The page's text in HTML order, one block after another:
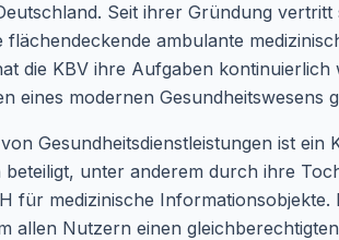
Seit ihrer Gründung
flächendeckende ambulante
die KBV ihre Aufgaben
eines modernen Gesundheitswesens
Gesundheitsdienstleistungen ist
beteiligt, unter anderem durch ihre
für medizinische
allen Nutzern einen